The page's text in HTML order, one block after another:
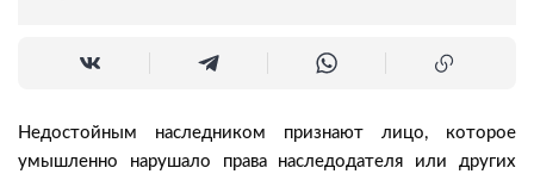
Недостойным наследником признают лицо, которое
умышленно нарушало права наследодателя или других